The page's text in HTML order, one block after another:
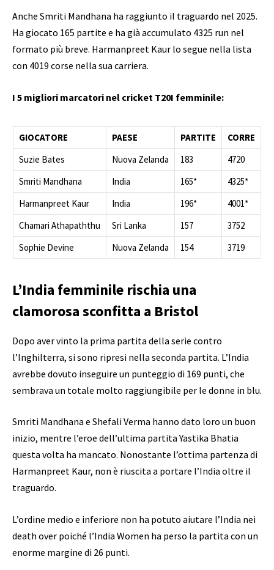
Anche Smriti Mandhana ha raggiunto il traguardo nel 2025.
Ha giocato 165 partite e ha già accumulato 4325 run nel
formato più breve. Harmanpreet Kaur lo segue nella lista
con 4019 corse nella sua carriera.
I 5 migliori marcatori nel cricket T20I femminile:
GIOCATORE PAESE PARTITE
CORRE
Suzie Bates
Nuova Zelanda 183
4720
Smriti Mandhana
India 165*
4325*
Harmanpreet Kaur
India 196*
4001*
Chamari Athapaththu
Sri Lanka 157
3752
Sophie Devine
Nuova Zelanda 154 3719
L’India femminile rischia una
clamorosa sconfitta a Bristol
Dopo aver vinto la prima partita della serie contro
l’Inghilterra, si sono ripresi nella seconda partita. L’India
avrebbe dovuto inseguire un punteggio di 169 punti, che
sembrava un totale molto raggiungibile per le donne in blu.
Smriti Mandhana e Shefali Verma hanno dato loro un buon
inizio, mentre l’eroe dell’ultima partita Yastika Bhatia
questa volta ha mancato. Nonostante l’ottima partenza di
Harmanpreet Kaur, non è riuscita a portare l’India oltre il
traguardo.
L’ordine medio e inferiore non ha potuto aiutare l’India nei
death over poiché l’India Women ha perso la partita con un
enorme margine di 26 punti.